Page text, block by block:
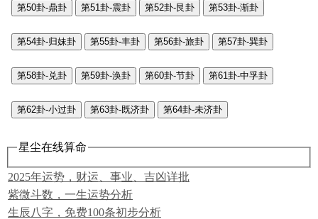
第50卦-鼎卦 第51卦-震卦 第52卦-艮卦 第53卦-渐卦
第54卦-归妹卦 第55卦-丰卦 第56卦-旅卦 第57卦-巽卦
第58卦-兑卦 第59卦-涣卦 第60卦-节卦 第61卦-中孚卦
第62卦-小过卦 第63卦-既济卦 第64卦-未济卦
星尘在线算命
2025年运势，财运、事业、吉凶详批
紫微斗数，一生运势分析
生辰八字，免费100条初步分析